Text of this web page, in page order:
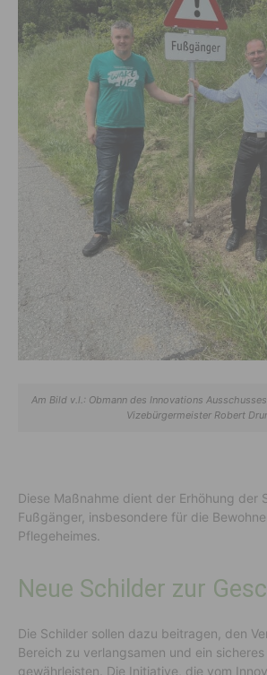
Am Bild v.l.: Obmann des Innovations
Vizebürgermeister Robert
Diese Maßnahme dient der Erhöhung der
Fußgänger, insbesondere für die
Pflegeheimes.
Neue Schilder zur
Die Schilder sollen dazu beitragen, den
Bereich zu verlangsamen und ein
gewährleisten. Die Initiative, die vom